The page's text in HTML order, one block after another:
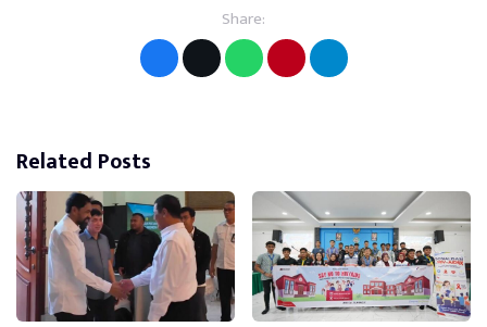
Share:
Related Posts